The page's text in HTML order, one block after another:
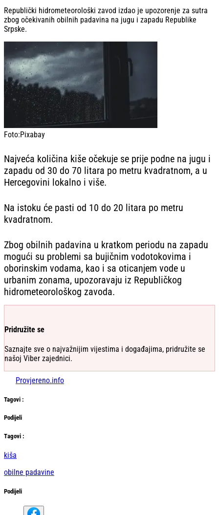
Republički hidrometeorološki zavod izdao je upozorenje za sutra
zbog očekivanih obilnih padavina na jugu i zapadu Republike
Srpske.
Foto:Pixabay
Najveća količina kiše očekuje se prije podne na jugu i
zapadu od 30 do 70 litara po metru kvadratnom, a u
Hercegovini lokalno i više.
Na istoku će pasti od 10 do 20 litara po metru
kvadratnom.
Zbog obilnih padavina u kratkom periodu na zapadu
mogući su problemi sa bujičnim vodotokovima i
oborinskim vodama, kao i sa oticanjem vode u
urbanim zonama, upozoravaju iz Republičkog
hidrometeorološkog zavoda.
Pridružite se
Saznajte sve o najvažnijim vijestima i događajima, pridružite se
našoj Viber zajednici.
Provjereno.info
Tagovi :
Podijeli
Тagovi :
kiša
obilne padavine
Podijeli